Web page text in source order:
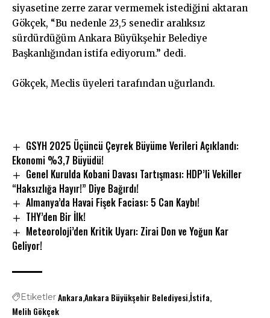
siyasetine zerre zarar vermemek istediğini aktaran
Gökçek, “Bu nedenle 23,5 senedir aralıksız
sürdürdüğüm Ankara Büyükşehir Belediye
Başkanlığından istifa ediyorum.” dedi.
Gökçek, Meclis üyeleri tarafından uğurlandı.
GSYH 2025 Üçüncü Çeyrek Büyüme Verileri Açıklandı:
Ekonomi %3,7 Büyüdü!
Genel Kurulda Kobani Davası Tartışması: HDP’li Vekiller
“Haksızlığa Hayır!” Diye Bağırdı!
Almanya’da Havai Fişek Faciası: 5 Can Kaybı!
THY’den Bir İlk!
Meteoroloji’den Kritik Uyarı: Zirai Don ve Yoğun Kar
Geliyor!
EtiketlerAnkaraAnkara Büyükşehir Belediyesiİstifa
Melih Gökçek